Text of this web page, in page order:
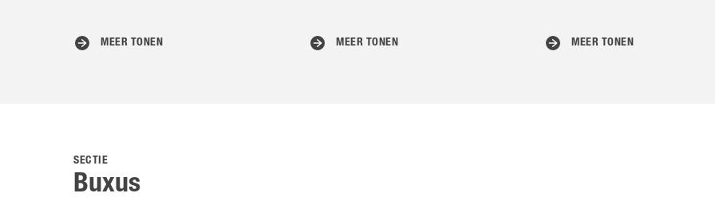
MEER TONEN MEER TONEN MEER TONEN
SECTIE
Buxus